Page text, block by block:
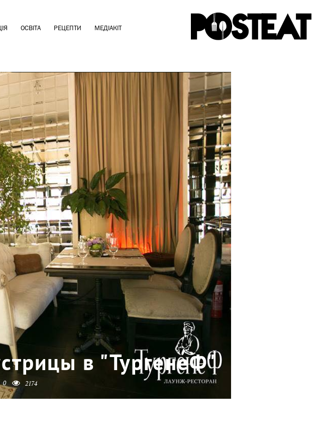
ОСВІТА РЕЦЕПТИ МЕДІАКІТ
в "ТургенеФ"
0 2174